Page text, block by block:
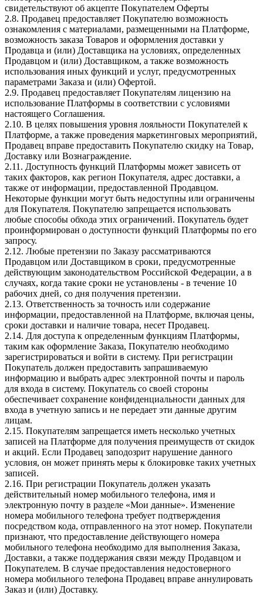
свидетельствуют об акцепте Покупателем Оферты
2.8. Продавец предоставляет Покупателю возможность
ознакомления с материалами, размещенными на Платформе,
возможность заказа Товаров и оформления доставки у
Продавца и (или) Доставщика на условиях, определенных
Продавцом и (или) Доставщиком, а также возможность
использования иных функций и услуг, предусмотренных
параметрами Заказа и (или) Офертой.
2.9. Продавец предоставляет Покупателям лицензию на
использование Платформы в соответствии с условиями
настоящего Соглашения.
2.10. В целях повышения уровня лояльности Покупателей к
Платформе, а также проведения маркетинговых мероприятий,
Продавец вправе предоставить Покупателю скидку на Товар,
Доставку или Вознаграждение.
2.11. Доступность функций Платформы может зависеть от
таких факторов, как регион Покупателя, адрес доставки, а
также от информации, предоставленной Продавцом.
Некоторые функции могут быть недоступны или ограничены
для Покупателя. Покупателю запрещается использовать
любые способы обхода этих ограничений. Покупатель будет
проинформирован о доступности функций Платформы по его
запросу.
2.12. Любые претензии по Заказу рассматриваются
Продавцом или Доставщиком в сроки, предусмотренные
действующим законодательством Российской Федерации, а в
случаях, когда такие сроки не установлены - в течение 10
рабочих дней, со дня получения претензии.
2.13. Ответственность за точность или содержание
информации, предоставленной на Платформе, включая цены,
сроки доставки и наличие товара, несет Продавец.
2.14. Для доступа к определенным функциям Платформы,
таким как оформление Заказа, Покупателю необходимо
зарегистрироваться и войти в систему. При регистрации
Покупатель должен предоставить запрашиваемую
информацию и выбрать адрес электронной почты и пароль
для входа в систему. Покупатель со своей стороны
обеспечивает сохранение конфиденциальности данных для
входа в учетную запись и не передает эти данные другим
лицам.
2.15. Покупателям запрещается иметь несколько учетных
записей на Платформе для получения преимуществ от скидок
и акций. Если Продавец заподозрит нарушение данного
условия, он может принять меры к блокировке таких учетных
записей.
2.16. При регистрации Покупатель должен указать
действительный номер мобильного телефона, имя и
электронную почту в разделе «Мои данные». Изменение
номера мобильного телефона требует подтверждения
посредством кода, отправленного на этот номер. Покупатели
признают, что предоставление действующего номера
мобильного телефона необходимо для выполнения Заказа,
Доставки, а также поддержания связи между Продавцом и
Покупателем. В случае предоставления недостоверного
номера мобильного телефона Продавец вправе аннулировать
Заказ и (или) Доставку.